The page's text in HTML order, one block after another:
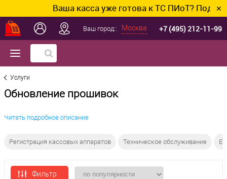
Ваша касса уже готова к ТС ПИоТ? ✕
Ваш город:: Москва +7 (495) 212-11-99
Услуги
Обновление прошивок
Читать подробное описание
Регистрация кассовых аппаратов Техническое обслуживание
Фильтр